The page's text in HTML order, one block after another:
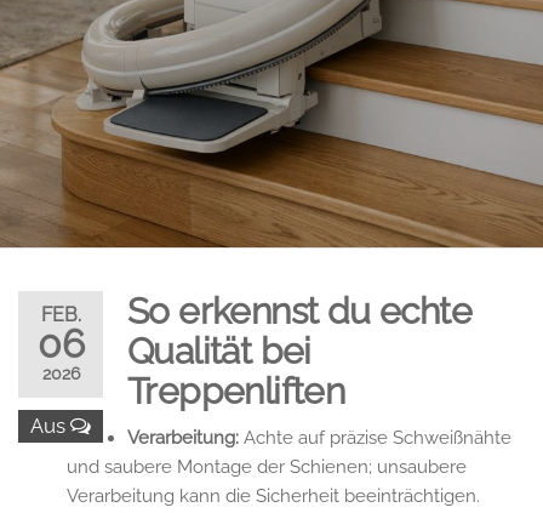
FEB.
06
2026
Aus
So erkennst du echte
Qualität bei
Treppenliften
Verarbeitung: Achte auf präzise Schweißnähte
und saubere Montage der Schienen; unsaubere
Verarbeitung kann die Sicherheit beeinträchtigen.